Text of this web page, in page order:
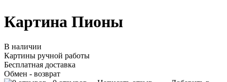
Картина Пионы
В наличии
Картины ручной работы
Бесплатная доставка
Обмен - возврат